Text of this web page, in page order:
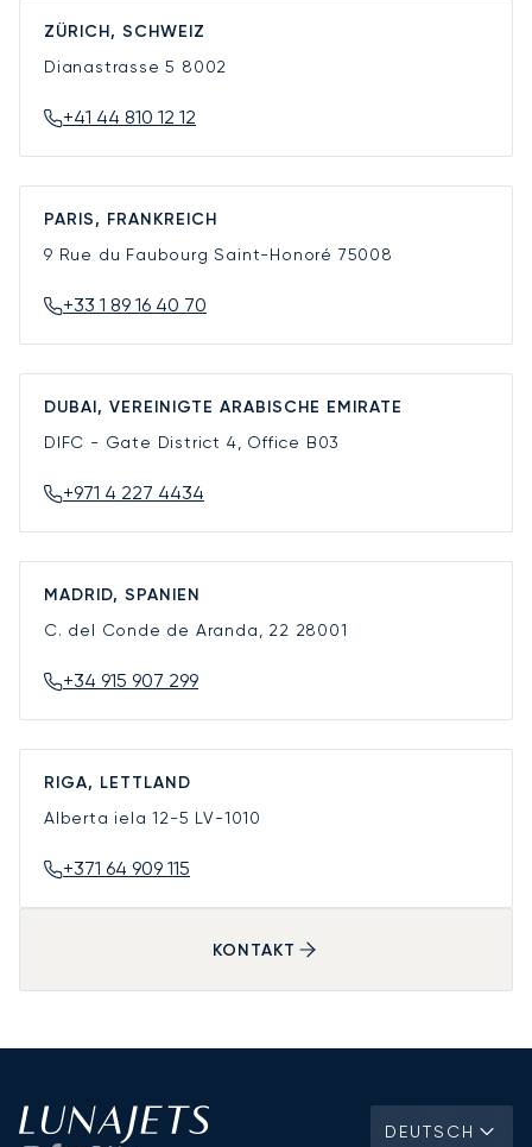
ZÜRICH, SCHWEIZ
Dianastrasse 5 8002
+41 44 810 12 12
PARIS, FRANKREICH
9 Rue du Faubourg Saint-Honoré 75008
+33 1 89 16 40 70
DUBAI, VEREINIGTE ARABISCHE EMIRATE
DIFC - Gate District 4, Office B03
+971 4 227 4434
MADRID, SPANIEN
C. del Conde de Aranda, 22 28001
+34 915 907 299
RIGA, LETTLAND
Alberta iela 12-5 LV-1010
+371 64 909 115
KONTAKT
DEUTSCH